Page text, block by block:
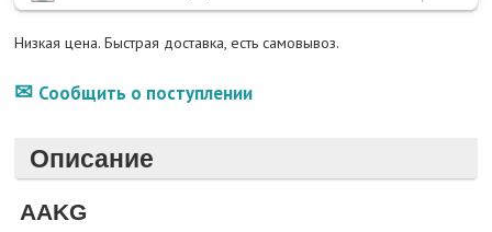
Низкая цена. Быстрая доставка, есть самовывоз.
Сообщить о поступлении
Описание
AAKG